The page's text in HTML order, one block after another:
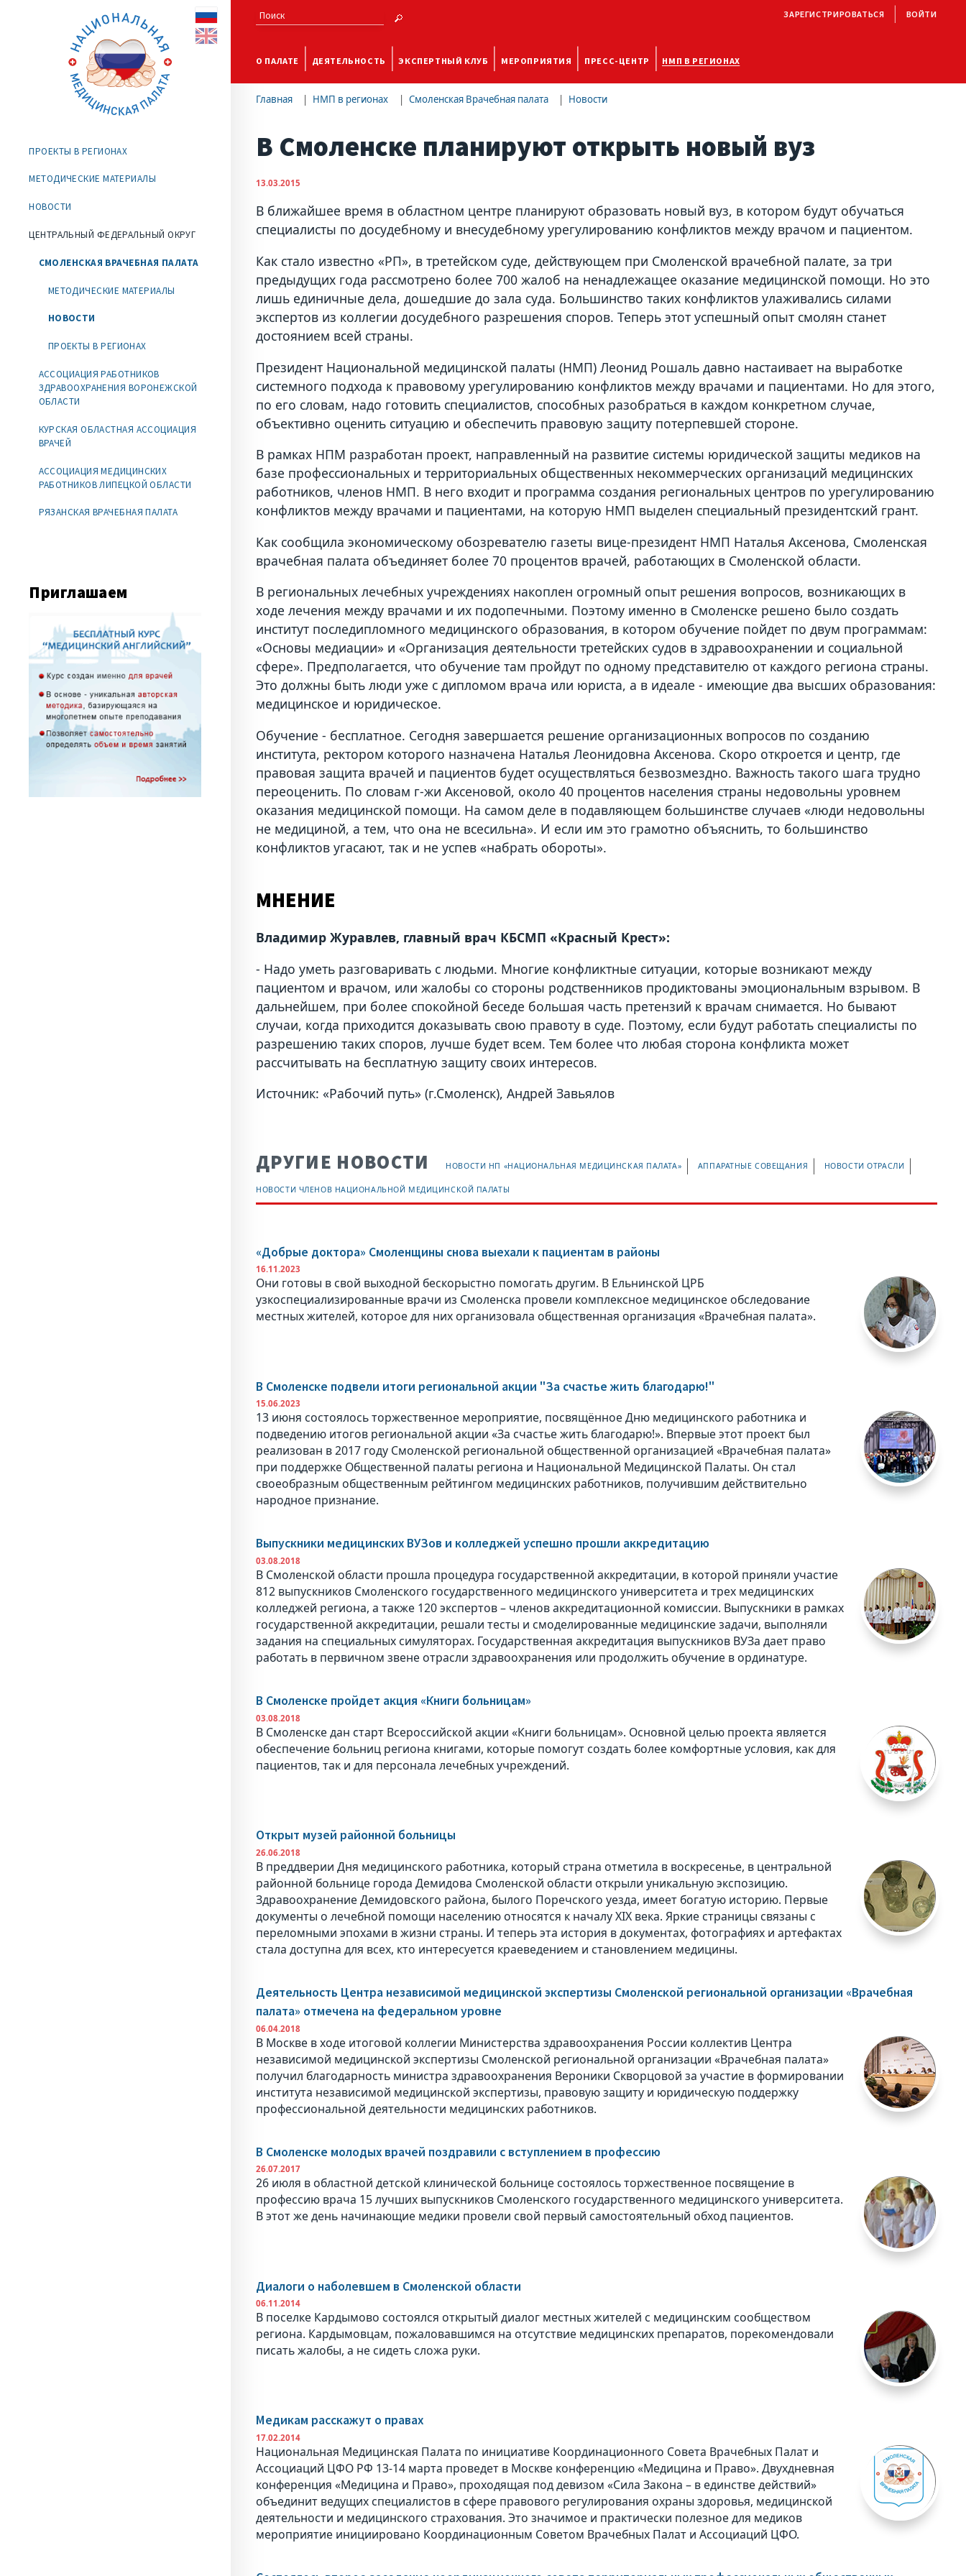
ЗАРЕГИСТРИРОВАТЬСЯ ВОЙТИ
О ПАЛАТЕ ДЕЯТЕЛЬНОСТЬ ЭКСПЕРТНЫЙ КЛУБ МЕРОПРИЯТИЯ ПРЕСС-ЦЕНТР НМП В РЕГИОНАХ
Главная НМП в регионах Смоленская Врачебная палата Новости
В Смоленске планируют открыть новый вуз
13.03.2015
В ближайшее время в областном центре планируют образовать новый вуз, в котором будут обучаться
специалисты по досудебному и внесудебному урегулированию конфликтов между врачом и пациентом.
Как стало известно «РП», в третейском суде, действующем при Смоленской врачебной палате, за три
предыдущих года рассмотрено более 700 жалоб на ненадлежащее оказание медицинской помощи. Но это
лишь единичные дела, дошедшие до зала суда. Большинство таких конфликтов улаживались силами
экспертов из коллегии досудебного разрешения споров. Теперь этот успешный опыт смолян станет
достоянием всей страны.
Президент Национальной медицинской палаты (НМП) Леонид Рошаль давно настаивает на выработке
системного подхода к правовому урегулированию конфликтов между врачами и пациентами. Но для этого,
по его словам, надо готовить специалистов, способных разобраться в каждом конкретном случае,
объективно оценить ситуацию и обеспечить правовую защиту потерпевшей стороне.
В рамках НПМ разработан проект, направленный на развитие системы юридической защиты медиков на
базе профессиональных и территориальных общественных некоммерческих организаций медицинских
работников, членов НМП. В него входит и программа создания региональных центров по урегулированию
конфликтов между врачами и пациентами, на которую НМП выделен специальный президентский грант.
Как сообщила экономическому обозревателю газеты вице-президент НМП Наталья Аксенова, Смоленская
врачебная палата объединяет более 70 процентов врачей, работающих в Смоленской области.
В региональных лечебных учреждениях накоплен огромный опыт решения вопросов, возникающих в
ходе лечения между врачами и их подопечными. Поэтому именно в Смоленске решено было создать
институт последипломного медицинского образования, в котором обучение пойдет по двум программам:
«Основы медиации» и «Организация деятельности третейских судов в здравоохранении и социальной
сфере». Предполагается, что обучение там пройдут по одному представителю от каждого региона страны.
Это должны быть люди уже с дипломом врача или юриста, а в идеале - имеющие два высших образования:
медицинское и юридическое.
Обучение - бесплатное. Сегодня завершается решение организационных вопросов по созданию
института, ректором которого назначена Наталья Леонидовна Аксенова. Скоро откроется и центр, где
правовая защита врачей и пациентов будет осуществляться безвозмездно. Важность такого шага трудно
переоценить. По словам г-жи Аксеновой, около 40 процентов населения страны недовольны уровнем
оказания медицинской помощи. На самом деле в подавляющем большинстве случаев «люди недовольны
не медициной, а тем, что она не всесильна». И если им это грамотно объяснить, то большинство
конфликтов угасают, так и не успев «набрать обороты».
МНЕНИЕ
Владимир Журавлев, главный врач КБСМП «Красный Крест»:
- Надо уметь разговаривать с людьми. Многие конфликтные ситуации, которые возникают между
пациентом и врачом, или жалобы со стороны родственников продиктованы эмоциональным взрывом. В
дальнейшем, при более спокойной беседе большая часть претензий к врачам снимается. Но бывают
случаи, когда приходится доказывать свою правоту в суде. Поэтому, если будут работать специалисты по
разрешению таких споров, лучше будет всем. Тем более что любая сторона конфликта может
рассчитывать на бесплатную защиту своих интересов.
Источник: «Рабочий путь» (г.Смоленск), Андрей Завьялов
ДРУГИЕ НОВОСТИ НОВОСТИ НП «НАЦИОНАЛЬНАЯ МЕДИЦИНСКАЯ ПАЛАТА» АППАРАТНЫЕ СОВЕЩАНИЯ НОВОСТИ ОТРАСЛИ
НОВОСТИ ЧЛЕНОВ НАЦИОНАЛЬНОЙ МЕДИЦИНСКОЙ ПАЛАТЫ
«Добрые доктора» Смоленщины снова выехали к пациентам в районы
16.11.2023
Они готовы в свой выходной бескорыстно помогать другим. В Ельнинской ЦРБ
узкоспециализированные врачи из Смоленска провели комплексное медицинское обследование
местных жителей, которое для них организовала общественная организация «Врачебная палата».
В Смоленске подвели итоги региональной акции "За счастье жить благодарю!"
15.06.2023
13 июня состоялось торжественное мероприятие, посвящённое Дню медицинского работника и
подведению итогов региональной акции «За счастье жить благодарю!». Впервые этот проект был
реализован в 2017 году Смоленской региональной общественной организацией «Врачебная палата»
при поддержке Общественной палаты региона и Национальной Медицинской Палаты. Он стал
своеобразным общественным рейтингом медицинских работников, получившим действительно
народное признание.
Выпускники медицинских ВУЗов и колледжей успешно прошли аккредитацию
03.08.2018
В Смоленской области прошла процедура государственной аккредитации, в которой приняли участие
812 выпускников Смоленского государственного медицинского университета и трех медицинских
колледжей региона, а также 120 экспертов – членов аккредитационной комиссии. Выпускники в рамках
государственной аккредитации, решали тесты и смоделированные медицинские задачи, выполняли
задания на специальных симуляторах. Государственная аккредитация выпускников ВУЗа дает право
работать в первичном звене отрасли здравоохранения или продолжить обучение в ординатуре.
В Смоленске пройдет акция «Книги больницам»
03.08.2018
В Смоленске дан старт Всероссийской акции «Книги больницам». Основной целью проекта является
обеспечение больниц региона книгами, которые помогут создать более комфортные условия, как для
пациентов, так и для персонала лечебных учреждений.
Открыт музей районной больницы
26.06.2018
В преддверии Дня медицинского работника, который страна отметила в воскресенье, в центральной
районной больнице города Демидова Смоленской области открыли уникальную экспозицию.
Здравоохранение Демидовского района, былого Поречского уезда, имеет богатую историю. Первые
документы о лечебной помощи населению относятся к началу XIX века. Яркие страницы связаны с
переломными эпохами в жизни страны. И теперь эта история в документах, фотографиях и артефактах
стала доступна для всех, кто интересуется краеведением и становлением медицины.
Деятельность Центра независимой медицинской экспертизы Смоленской региональной организации «Врачебная
палата» отмечена на федеральном уровне
06.04.2018
В Москве в ходе итоговой коллегии Министерства здравоохранения России коллектив Центра
независимой медицинской экспертизы Смоленской региональной организации «Врачебная палата»
получил благодарность министра здравоохранения Вероники Скворцовой за участие в формировании
института независимой медицинской экспертизы, правовую защиту и юридическую поддержку
профессиональной деятельности медицинских работников.
В Смоленске молодых врачей поздравили с вступлением в профессию
26.07.2017
26 июля в областной детской клинической больнице состоялось торжественное посвящение в
профессию врача 15 лучших выпускников Смоленского государственного медицинского университета.
В этот же день начинающие медики провели свой первый самостоятельный обход пациентов.
Диалоги о наболевшем в Смоленской области
06.11.2014
В поселке Кардымово состоялся открытый диалог местных жителей с медицинским сообществом
региона. Кардымовцам, пожаловавшимся на отсутствие медицинских препаратов, порекомендовали
писать жалобы, а не сидеть сложа руки.
Медикам расскажут о правах
17.02.2014
Национальная Медицинская Палата по инициативе Координационного Совета Врачебных Палат и
Ассоциаций ЦФО РФ 13-14 марта проведет в Москве конференцию «Медицина и Право». Двухдневная
конференция «Медицина и Право», проходящая под девизом «Сила Закона – в единстве действий»
объединит ведущих специалистов в сфере правового регулирования охраны здоровья, медицинской
деятельности и медицинского страхования. Это значимое и практически полезное для медиков
мероприятие инициировано Координационным Советом Врачебных Палат и Ассоциаций ЦФО.
ПРОЕКТЫ В РЕГИОНАХ
МЕТОДИЧЕСКИЕ МАТЕРИАЛЫ
НОВОСТИ
ЦЕНТРАЛЬНЫЙ ФЕДЕРАЛЬНЫЙ ОКРУГ
СМОЛЕНСКАЯ ВРАЧЕБНАЯ ПАЛАТА
МЕТОДИЧЕСКИЕ МАТЕРИАЛЫ
НОВОСТИ
ПРОЕКТЫ В РЕГИОНАХ
АССОЦИАЦИЯ РАБОТНИКОВ
ЗДРАВООХРАНЕНИЯ ВОРОНЕЖСКОЙ
ОБЛАСТИ
КУРСКАЯ ОБЛАСТНАЯ АССОЦИАЦИЯ
ВРАЧЕЙ
АССОЦИАЦИЯ МЕДИЦИНСКИХ
РАБОТНИКОВ ЛИПЕЦКОЙ ОБЛАСТИ
РЯЗАНСКАЯ ВРАЧЕБНАЯ ПАЛАТА
Приглашаем